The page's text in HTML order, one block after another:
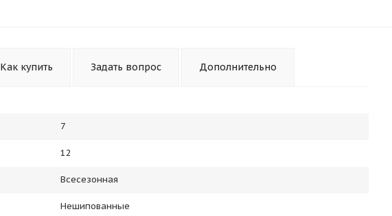
Как купить Задать вопрос Дополнительно
7
12
Всесезонная
Нешипованные